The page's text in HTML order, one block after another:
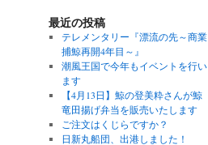
最近の投稿
テレメンタリー『漂流の先～商業
捕鯨再開4年目～』
潮風王国で今年もイベントを行い
ます
【4月13日】鯨の登美粋さんが鯨
竜田揚げ弁当を販売いたします
ご注文はくじらですか？
日新丸船団、出港しました！